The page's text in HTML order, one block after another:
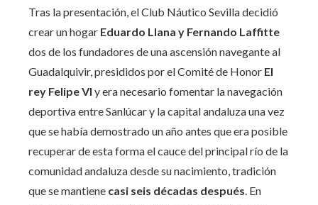
Tras la presentación, el Club Náutico Sevilla decidió
crear un hogar Eduardo Llana y Fernando Laffitte
dos de los fundadores de una ascensión navegante al
Guadalquivir, presididos por el Comité de Honor El
rey Felipe VI y era necesario fomentar la navegación
deportiva entre Sanlúcar y la capital andaluza una vez
que se había demostrado un año antes que era posible
recuperar de esta forma el cauce del principal río de la
comunidad andaluza desde su nacimiento, tradición
que se mantiene casi seis décadas después. En